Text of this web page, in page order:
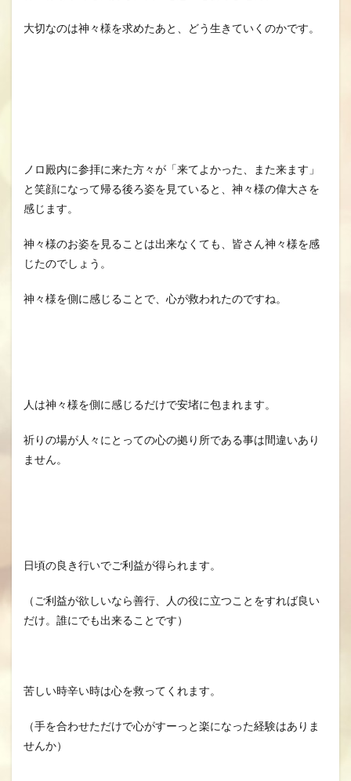
大切なのは神々様を求めたあと、どう生きていくのかです。
ノロ殿内に参拝に来た方々が「来てよかった、また来ます」
と笑顔になって帰る後ろ姿を見ていると、神々様の偉大さを
感じます。
神々様のお姿を見ることは出来なくても、皆さん神々様を感
じたのでしょう。
神々様を側に感じることで、心が救われたのですね。
人は神々様を側に感じるだけで安堵に包まれます。
祈りの場が人々にとっての心の拠り所である事は間違いあり
ません。
日頃の良き行いでご利益が得られます。
（ご利益が欲しいなら善行、人の役に立つことをすれば良い
だけ。誰にでも出来ることです）
苦しい時辛い時は心を救ってくれます。
（手を合わせただけで心がすーっと楽になった経験はありま
せんか）